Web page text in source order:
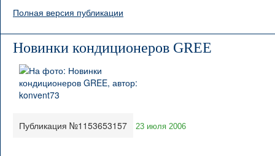
Полная версия публикации
Новинки кондиционеров GREE
Публикация №1153653157 23 июля 2006